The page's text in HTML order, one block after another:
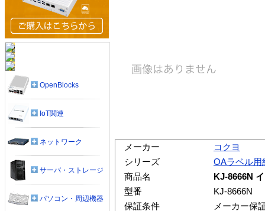
メーカー
コクヨ
シリーズ
OAラベル用
商品名
KJ-8666N
型番
KJ-8666N
保証条件
メーカー保
OpenBlocks
IoT関連
ネットワーク
サーバ・ストレージ
パソコン・周辺機器